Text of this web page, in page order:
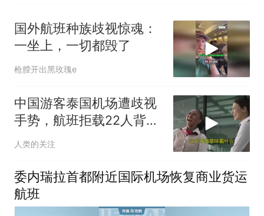
国外航班种族歧视惊魂：
一坐上，一切都毁了
枪膛开出黑玫瑰e
中国游客泰国机场遭歧视
手势，航班拒载22人背后
真相令人愤怒
人类的关注
委内瑞拉首都附近国际机场恢复商业货运
航班